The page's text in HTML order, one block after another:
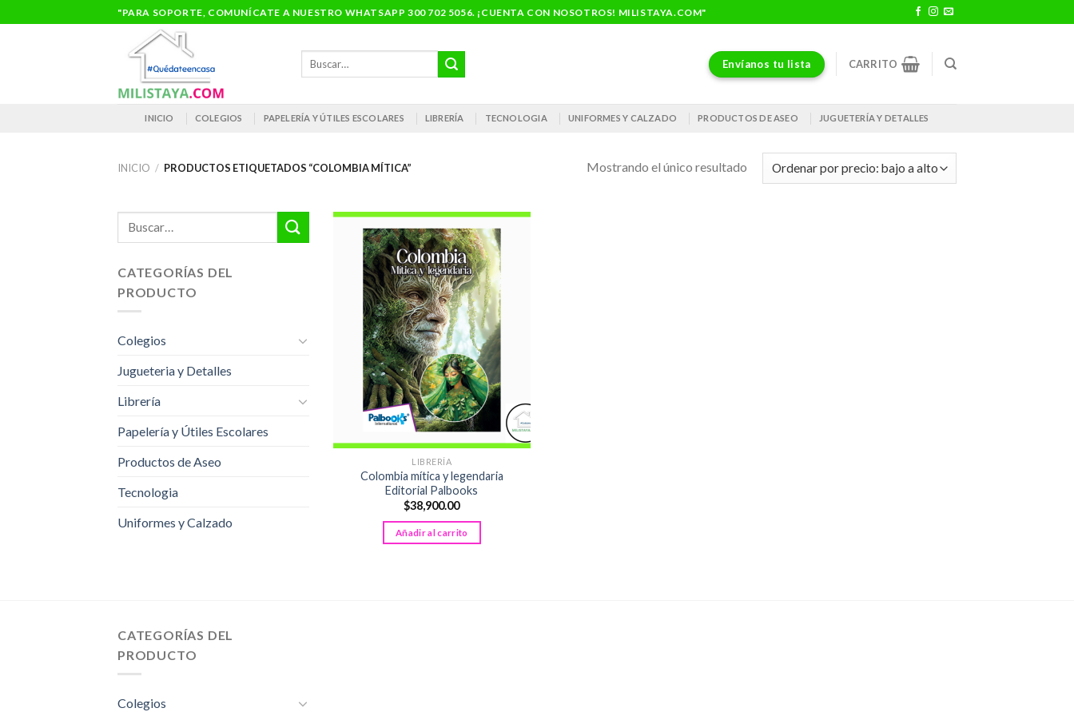
al
"PARA SOPORTE, COMUNÍCATE A NUESTRO WHATSAPP 300 702 5056. ¡CUENTA CON NOSOTROS! MILISTAYA.COM"
Buscar
Envíanos tu lista CARRITO
INICIO COLEGIOS PAPELERÍA Y ÚTILES ESCOLARES LIBRERÍA TECNOLOGIA UNIFORMES Y CALZADO PRODUCTOS DE ASEO JUGUETERÍA Y DETALLES
INICIO / PRODUCTOS ETIQUETADOS “COLOMBIA MÍTICA” Mostrando el único resultado
Buscar
CATEGORÍAS DEL
PRODUCTO
Colegios
Jugueteria y Detalles
Librería
Papelería y Útiles Escolares
Productos de Aseo
Tecnologia
Uniformes y Calzado
LIBRERÍA
Colombia mítica y legendaria
Editorial Palbooks
$38,900.00
Añadir al carrito
CATEGORÍAS DEL
PRODUCTO
Colegios